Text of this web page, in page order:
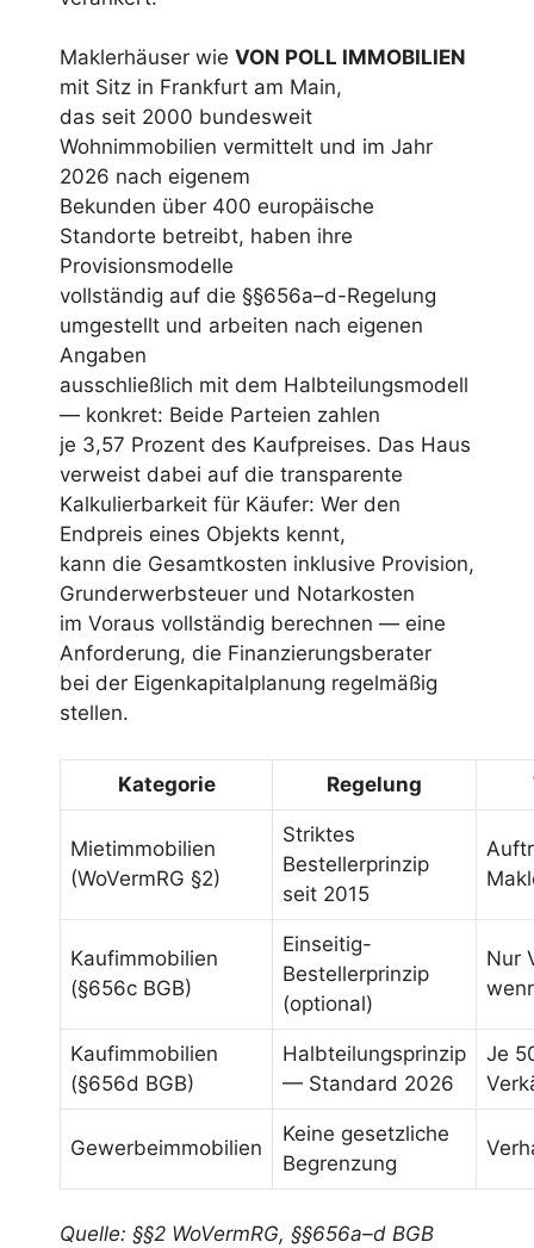
Maklerhäuser wie VON POLL IMMOBILIEN
mit Sitz in Frankfurt am Main,
das seit 2000 bundesweit
Wohnimmobilien vermittelt und im Jahr
2026 nach eigenem
Bekunden über 400 europäische
Standorte betreibt, haben ihre
Provisionsmodelle
vollständig auf die §§656a–d-Regelung
umgestellt und arbeiten nach eigenen
Angaben
ausschließlich mit dem Halbteilungsmodell
— konkret: Beide Parteien zahlen
je 3,57 Prozent des Kaufpreises. Das Haus
verweist dabei auf die transparente
Kalkulierbarkeit für Käufer: Wer den
Endpreis eines Objekts kennt,
kann die Gesamtkosten inklusive Provision,
Grunderwerbsteuer und Notarkosten
im Voraus vollständig berechnen — eine
Anforderung, die Finanzierungsberater
bei der Eigenkapitalplanung regelmäßig
stellen.
Kategorie Regelung
Mietimmobilien
(WoVermRG §2)
Striktes
Bestellerprinzip
seit 2015
Kaufimmobilien
(§656c BGB)
Einseitig-
Bestellerprinzip
(optional)
Nur
Kaufimmobilien
(§656d BGB)
Halbteilungsprinzip
— Standard 2026
Je
Gewerbeimmobilien
Keine gesetzliche
Begrenzung
Quelle: §§2 WoVermRG, §§656a–d BGB